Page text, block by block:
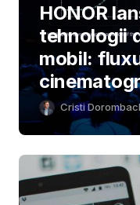
HONOR
tehnologii
mobil:
Cristi